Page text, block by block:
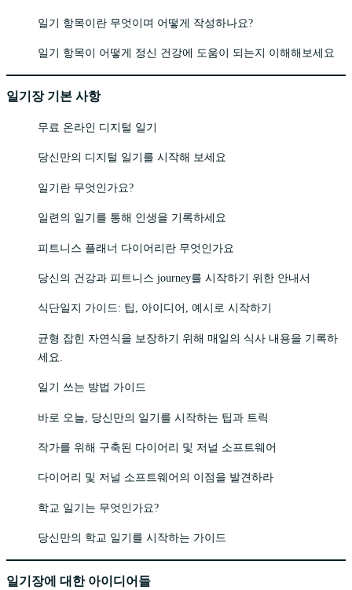
일기 항목이란 무엇이며 어떻게 작성하나요?
일기 항목이 어떻게 정신 건강에 도움이 되는지 이해해보세요
일기장 기본 사항
무료 온라인 디지털 일기
당신만의 디지털 일기를 시작해 보세요
일기란 무엇인가요?
일련의 일기를 통해 인생을 기록하세요
피트니스 플래너 다이어리란 무엇인가요
당신의 건강과 피트니스 journey를 시작하기 위한 안내서
식단일지 가이드: 팁, 아이디어, 예시로 시작하기
균형 잡힌 자연식을 보장하기 위해 매일의 식사 내용을 기록하
세요.
일기 쓰는 방법 가이드
바로 오늘, 당신만의 일기를 시작하는 팁과 트릭
작가를 위해 구축된 다이어리 및 저널 소프트웨어
다이어리 및 저널 소프트웨어의 이점을 발견하라
학교 일기는 무엇인가요?
당신만의 학교 일기를 시작하는 가이드
일기장에 대한 아이디어들